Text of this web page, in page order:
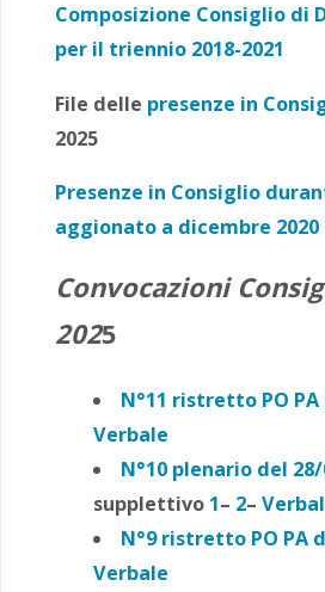
Composizione Consiglio di
per il triennio 2018-2021
File delle presenze in
2025
Presenze in Consiglio
aggionato a dicembre 2020
Convocazioni
2025
N°11 ristretto PO
Verbale
N°10 plenario del
supplettivo 1– 2–
N°9 ristretto PO PA
Verbale